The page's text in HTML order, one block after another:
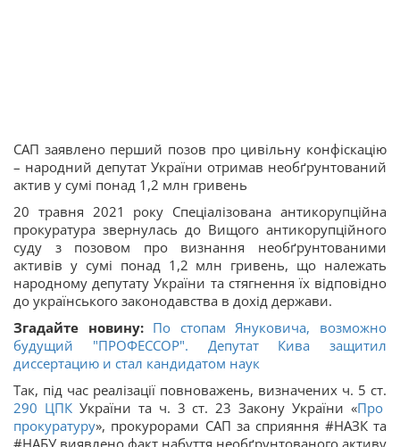
САП заявлено перший позов про цивільну конфіскацію
– народний депутат України отримав необґрунтований
актив у сумі понад 1,2 млн гривень
20 травня 2021 року Спеціалізована антикорупційна
прокуратура звернулась до Вищого антикорупційного
суду з позовом про визнання необґрунтованими
активів у сумі понад 1,2 млн гривень, що належать
народному депутату України та стягнення їх відповідно
до українського законодавства в дохід держави.
Згадайте новину: По стопам Януковича, возможно
будущий "ПРОФЕССОР". Депутат Кива защитил
диссертацию и стал кандидатом наук
Так, під час реалізації повноважень, визначених ч. 5 ст.
290 ЦПКУкраїни та ч. 3 ст. 23 Закону України «Про
прокуратуру», прокурорами САП за сприяння #НАЗК та
#НАБУ виявлено факт набуття необґрунтованого активу